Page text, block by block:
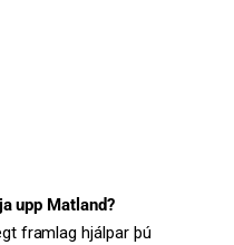
upp Matland?
framlag hjálpar þú